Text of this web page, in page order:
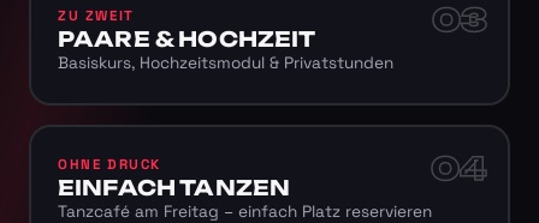
03
ZU ZWEIT
PAARE & HOCHZEIT
Basiskurs, Hochzeitsmodul & Privatstunden
04
OHNE DRUCK
EINFACH TANZEN
Tanzcafé am Freitag – einfach Platz reservieren